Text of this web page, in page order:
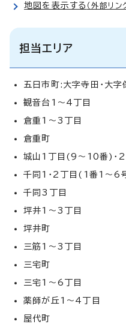
地図を表示する （外部リン
担当エリア
五日市町:大字寺田・大字
観音台1～4丁目
倉重1～3丁目
倉重町
城山1丁目(9～10番)・2
千同1・2丁目(1番1～6
千同3丁目
坪井1～3丁目
坪井町
三筋1～3丁目
三宅町
三宅1～6丁目
薬師が丘1～4丁目
屋代町